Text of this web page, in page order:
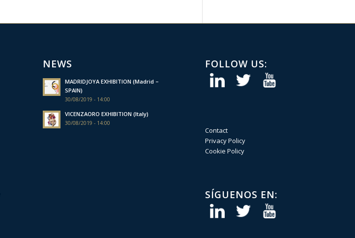
NEWS
MADRIDJOYA EXHIBITION (Madrid –
SPAIN)
30/08/2019 - 14:00
VICENZAORO EXHIBITION (Italy)
30/08/2019 - 14:00
FOLLOW US:
Contact
Privacy Policy
Cookie Policy
SÍGUENOS EN: